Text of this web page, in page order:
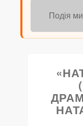
Подія